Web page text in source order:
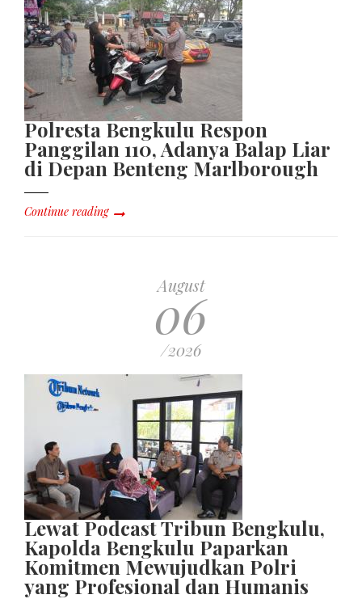
Polresta Bengkulu Respon
Panggilan 110, Adanya Balap Liar
di Depan Benteng Marlborough
Continue reading
August
06
/2026
Lewat Podcast Tribun Bengkulu,
Kapolda Bengkulu Paparkan
Komitmen Mewujudkan Polri
yang Profesional dan Humanis